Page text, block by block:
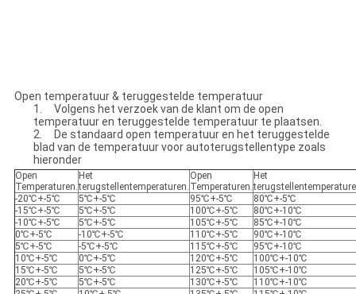
Open temperatuur & teruggestelde temperatuur
1. Volgens het verzoek van de klant om de open
temperatuur en teruggestelde temperatuur te plaatsen.
2. De standaard open temperatuur en het teruggestelde
blad van de temperatuur voor autoterugstellentype zoals
hieronder
Open
Temperaturen.
Het
terugstellentemperaturen.
Open
Temperaturen.
Het
-20℃+-5℃
5℃+-5℃ 95℃+-5℃
80℃+-5℃
-15℃+-5℃
5℃+-5℃ 100℃+-5℃
80℃+-10℃
-10℃+-5℃
5℃+-5℃ 105℃+-5℃
85℃+-10℃
0℃+-5℃
-10℃+-5℃ 110℃+-5℃
90℃+-10℃
5℃+-5℃
-5℃+-5℃ 115℃+-5℃
95℃+-10℃
10℃+-5℃
0℃+-5℃ 120℃+-5℃
100℃+-10℃
15℃+-5℃
5℃+-5℃ 125℃+-5℃
105℃+-10℃
20℃+-5℃
5℃+-5℃ 130℃+-5℃
110℃+-10℃